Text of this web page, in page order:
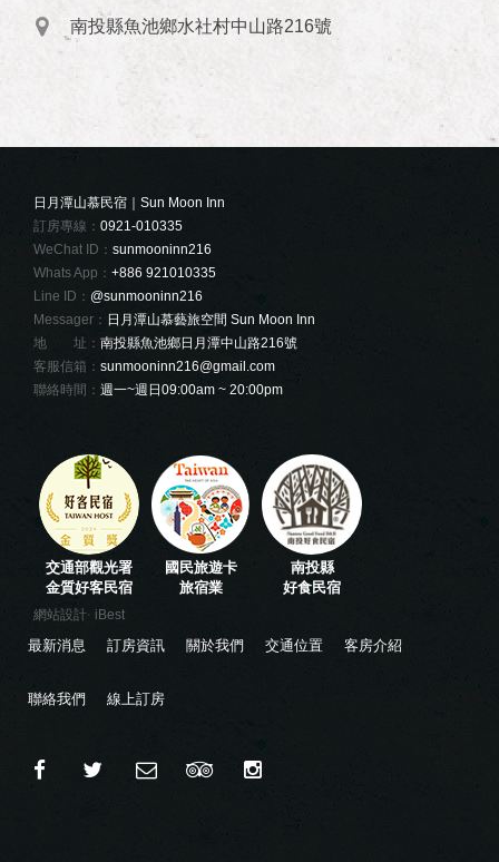
南投縣魚池鄉水社村中山路216號
日月潭山慕民宿｜Sun Moon Inn
訂房專線： 0921-010335
WeChat ID： sunmooninn216
Whats App： +886 921010335
Line ID： @sunmooninn216
Messager： 日月潭山慕藝旅空間 Sun Moon Inn
地 址： 南投縣魚池鄉日月潭中山路216號
客服信箱： sunmooninn216@gmail.com
聯絡時間： 週一~週日09:00am ~ 20:00pm
交通部觀光署
金質好客民宿
國民旅遊卡
旅宿業
南投縣
好食民宿
網站設計‧ iBest
最新消息 訂房資訊 關於我們 交通位置 客房介紹
聯絡我們 線上訂房